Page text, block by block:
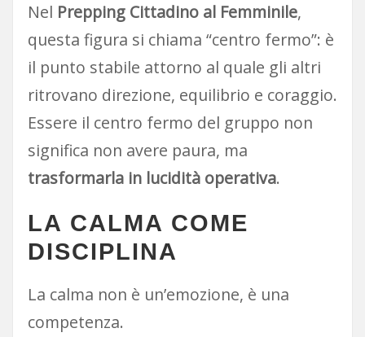
Nel Prepping Cittadino al Femminile,
questa figura si chiama “centro fermo”: è
il punto stabile attorno al quale gli altri
ritrovano direzione, equilibrio e coraggio.
Essere il centro fermo del gruppo non
significa non avere paura, ma
trasformarla in lucidità operativa.
LA CALMA COME
DISCIPLINA
La calma non è un’emozione, è una
competenza.